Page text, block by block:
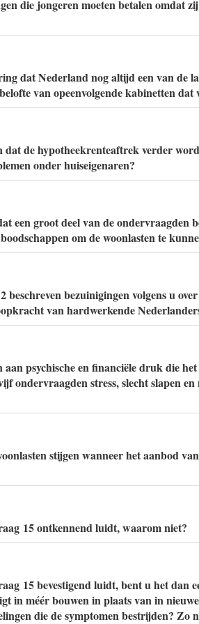
die jongeren moeten betalen omdat
dat Nederland nog altijd een van de
van opeenvolgende kabinetten
de hypotheekrenteaftrek verder
onder huiseigenaren?
een groot deel van de ondervraagden
om de woonlasten te
beschreven bezuinigingen volgens u
van hardwerkende
psychische en financiële druk die
ondervraagden stress, slecht slapen
stijgen wanneer het aanbod
15 ontkennend luidt, waarom niet?
15 bevestigend luidt, bent u het dan
in méér bouwen in plaats van in
die de symptomen bestrijden? Zo